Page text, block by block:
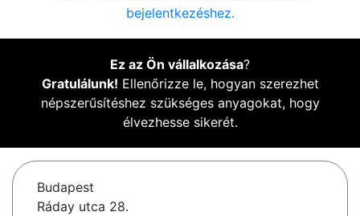
bejelentkezéshez.
Ez az Ön vállalkozása?
Gratulálunk! Ellenőrizze le, hogyan szerezhet
népszerűsítéshez szükséges anyagokat, hogy
élvezhesse sikerét.
Budapest
Ráday utca 28.